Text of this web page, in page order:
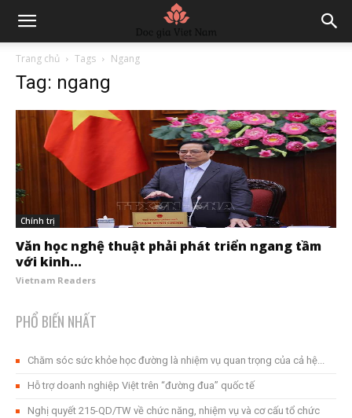
Trang chủ Tags Ngang
Tag: ngang
Chính trị
Văn học nghệ thuật phải phát triển ngang tầm
với kinh...
Vietnam Readers
PHỔ BIẾN NHẤT
Chăm sóc sức khỏe học đường là nhiệm vụ quan trọng của cả hệ...
Hỗ trợ doanh nghiệp Việt trên “đường đua” quốc tế
Nghị quyết 215-QD/TW về chức năng, nhiệm vụ và cơ cấu tổ chức